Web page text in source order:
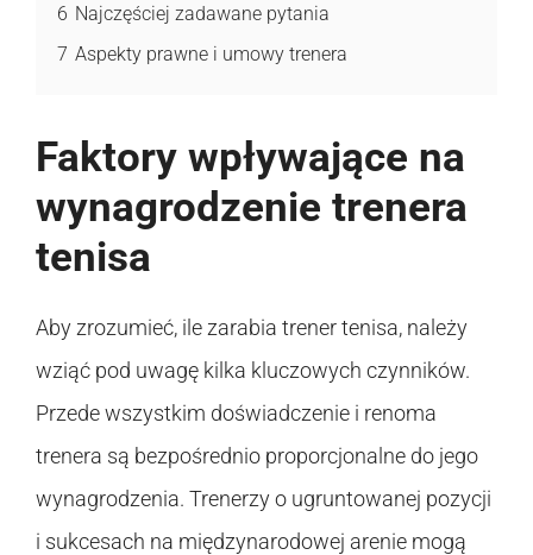
6 Najczęściej zadawane pytania
7 Aspekty prawne i umowy trenera
Faktory wpływające na
wynagrodzenie trenera
tenisa
Aby zrozumieć, ile zarabia trener tenisa, należy
wziąć pod uwagę kilka kluczowych czynników.
Przede wszystkim doświadczenie i renoma
trenera są bezpośrednio proporcjonalne do jego
wynagrodzenia. Trenerzy o ugruntowanej pozycji
i sukcesach na międzynarodowej arenie mogą